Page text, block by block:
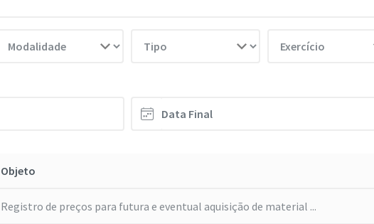
Objeto
Registro de preços para futura e eventual aquisição de material ...